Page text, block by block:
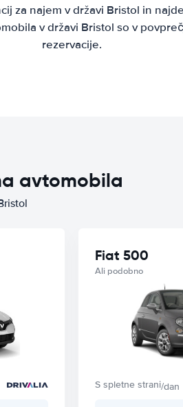
za najem v državi Bristol in
v državi Bristol so v
rezervacije.
avtomobila
Fiat 500
Ali podobno
S spletne strani/dan